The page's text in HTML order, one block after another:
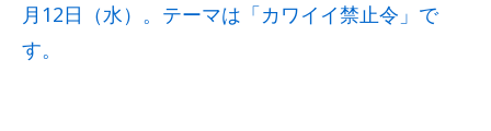
月12日（水）。テーマは「カワイイ禁止令」で
す。